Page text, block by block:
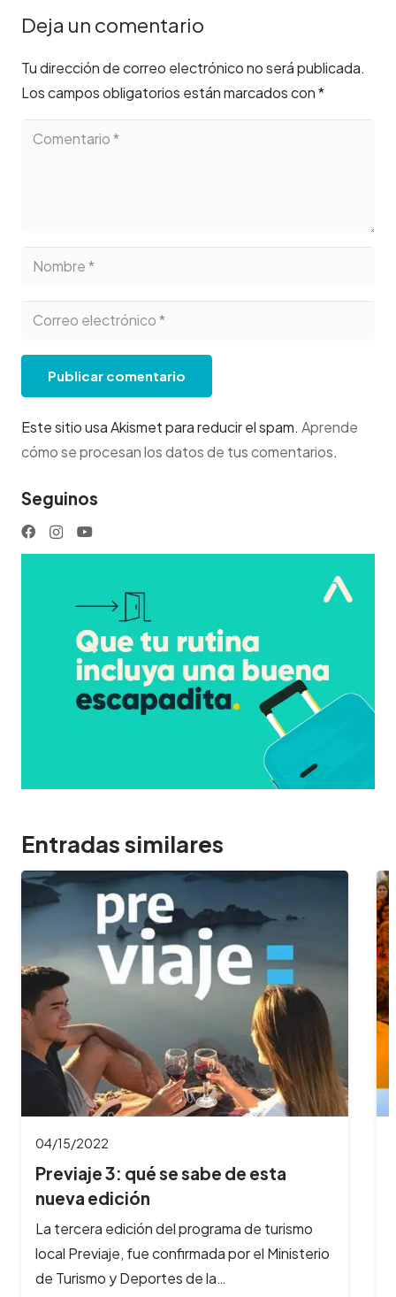
Deja un comentario
Tu dirección de correo electrónico no será publicada.
Los campos obligatorios están marcados con*
Publicar comentario
Este sitio usa Akismet para reducir el spam. Aprende
cómo se procesan los datos de tus comentarios.
Seguinos
Entradas similares
04/15/2022
Previaje 3: qué se sabe de esta
nueva edición
La tercera edición del programa de turismo
local Previaje, fue confirmada por el Ministerio
de Turismo y Deportes de la…